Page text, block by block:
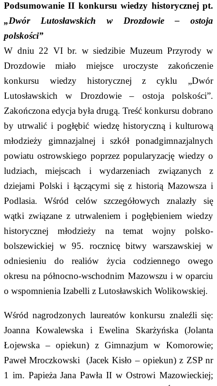
Podsumowanie II konkursu wiedzy historycznej pt.
„Dwór Lutosławskich w Drozdowie – ostoja
polskości”
W dniu 22 VI br. w siedzibie Muzeum Przyrody w
Drozdowie miało miejsce uroczyste zakończenie
konkursu wiedzy historycznej z cyklu „Dwór
Lutosławskich w Drozdowie – ostoja polskości”.
Zakończona edycja była drugą. Treść konkursu dobrano
by utrwalić i pogłębić wiedzę historyczną i kulturową
młodzieży gimnazjalnej i szkół ponadgimnazjalnych
powiatu ostrowskiego poprzez popularyzację wiedzy o
ludziach, miejscach i wydarzeniach związanych z
dziejami Polski i łączącymi się z historią Mazowsza i
Podlasia. Wśród celów szczegółowych znalazły się
wątki związane z utrwaleniem i pogłębieniem wiedzy
historycznej młodzieży na temat wojny polsko-
bolszewickiej w 95. rocznicę bitwy warszawskiej w
odniesieniu do realiów życia codziennego owego
okresu na północno-wschodnim Mazowszu i w oparciu
o wspomnienia Izabelli z Lutosławskich Wolikowskiej.
Wśród nagrodzonych laureatów konkursu znaleźli się:
Joanna Kowalewska i Ewelina Skarżyńska (Jolanta
Łojewska – opiekun) z Gimnazjum w Komorowie;
Paweł Mroczkowski (Jacek Kisło – opiekun) z ZSP nr
1 im. Papieża Jana Pawła II w Ostrowi Mazowieckiej;